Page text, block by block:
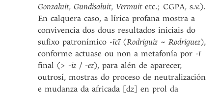
Gonzaluit,Gundisaluit,Vermuitetc.; CGPA, s.v.).
En calquera caso, a lírica profana mostra a
convivencia dos dous resultados iniciais do
sufixo patronímico -ĭcī(Rodriguiz ~Rodriguez),
conforme actuase ou non a metafonía por -ī
final (> -iz / -ez), para alén de aparecer,
outrosí, mostras do proceso de neutralización
e mudanza da africada [dz] en prol da